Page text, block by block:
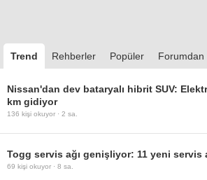
Trend Rehberler Popüler Forumdan
Nissan'dan dev bataryalı hibrit SUV:
km gidiyor
136 kişi okuyor · 2 sa.
Togg servis ağı genişliyor: 11 yeni servis
69 kişi okuyor · 8 sa.